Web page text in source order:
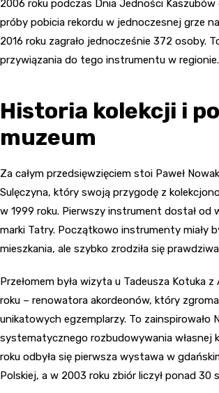
2006 roku podczas Dnia Jedności
próby pobicia rekordu w jednoczesnej grze
2016 roku zagrało jednocześnie 372 osoby.
przywiązania do tego instrumentu w regionie.
Historia kolekcji i
muzeum
Za całym przedsięwzięciem stoi Paweł
Sulęczyna, który swoją przygodę z
w 1999 roku. Pierwszy instrument dostał od
marki Tatry. Początkowo instrumenty miały
mieszkania, ale szybko zrodziła się
Przełomem była wizyta u Tadeusza Kotuka
roku – renowatora akordeonów, który
unikatowych egzemplarzy. To zainspirowało
systematycznego rozbudowywania własnej
roku odbyła się pierwsza wystawa w
Polskiej, a w 2003 roku zbiór liczył ponad 30